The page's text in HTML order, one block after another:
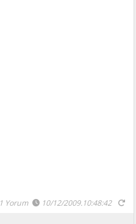
1 Yorum 10/12/2009.10:48:42